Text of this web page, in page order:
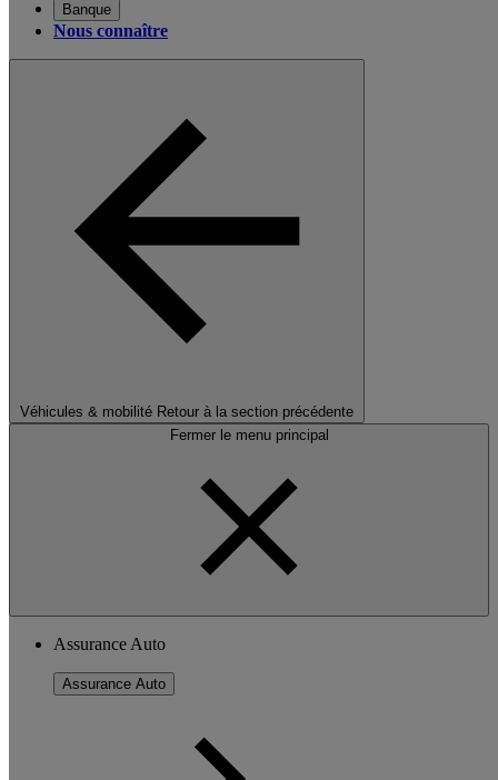
Banque
Nous connaître
Véhicules & mobilité Retour à la section précédente
Fermer le menu principal
Assurance Auto
Assurance Auto